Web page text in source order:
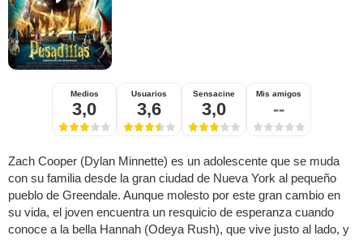
Medios
3,0
Usuarios
3,6
Sensacine
3,0
Mis amigos
--
Zach Cooper (Dylan Minnette) es un adolescente que se muda
con su familia desde la gran ciudad de Nueva York al pequeño
pueblo de Greendale. Aunque molesto por este gran cambio en
su vida, el joven encuentra un resquicio de esperanza cuando
conoce a la bella Hannah (Odeya Rush), que vive justo al lado, y